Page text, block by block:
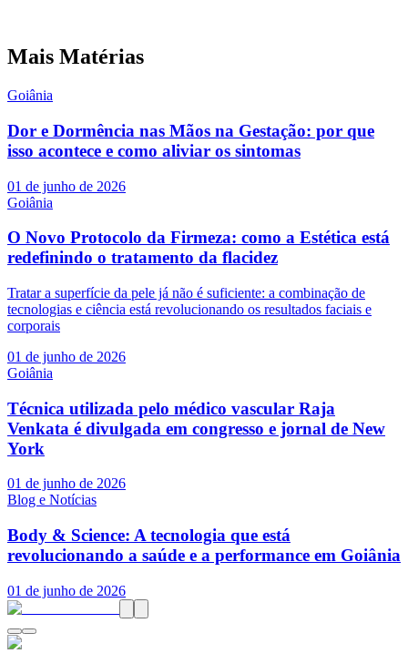
Mais Matérias
Goiânia
Dor e Dormência nas Mãos na Gestação: por que
isso acontece e como aliviar os sintomas
01 de junho de 2026
Goiânia
O Novo Protocolo da Firmeza: como a Estética está
redefinindo o tratamento da flacidez
Tratar a superfície da pele já não é suficiente: a combinação de
tecnologias e ciência está revolucionando os resultados faciais e
corporais
01 de junho de 2026
Goiânia
Técnica utilizada pelo médico vascular Raja
Venkata é divulgada em congresso e jornal de New
York
01 de junho de 2026
Blog e Notícias
Body & Science: A tecnologia que está
revolucionando a saúde e a performance em Goiânia
01 de junho de 2026